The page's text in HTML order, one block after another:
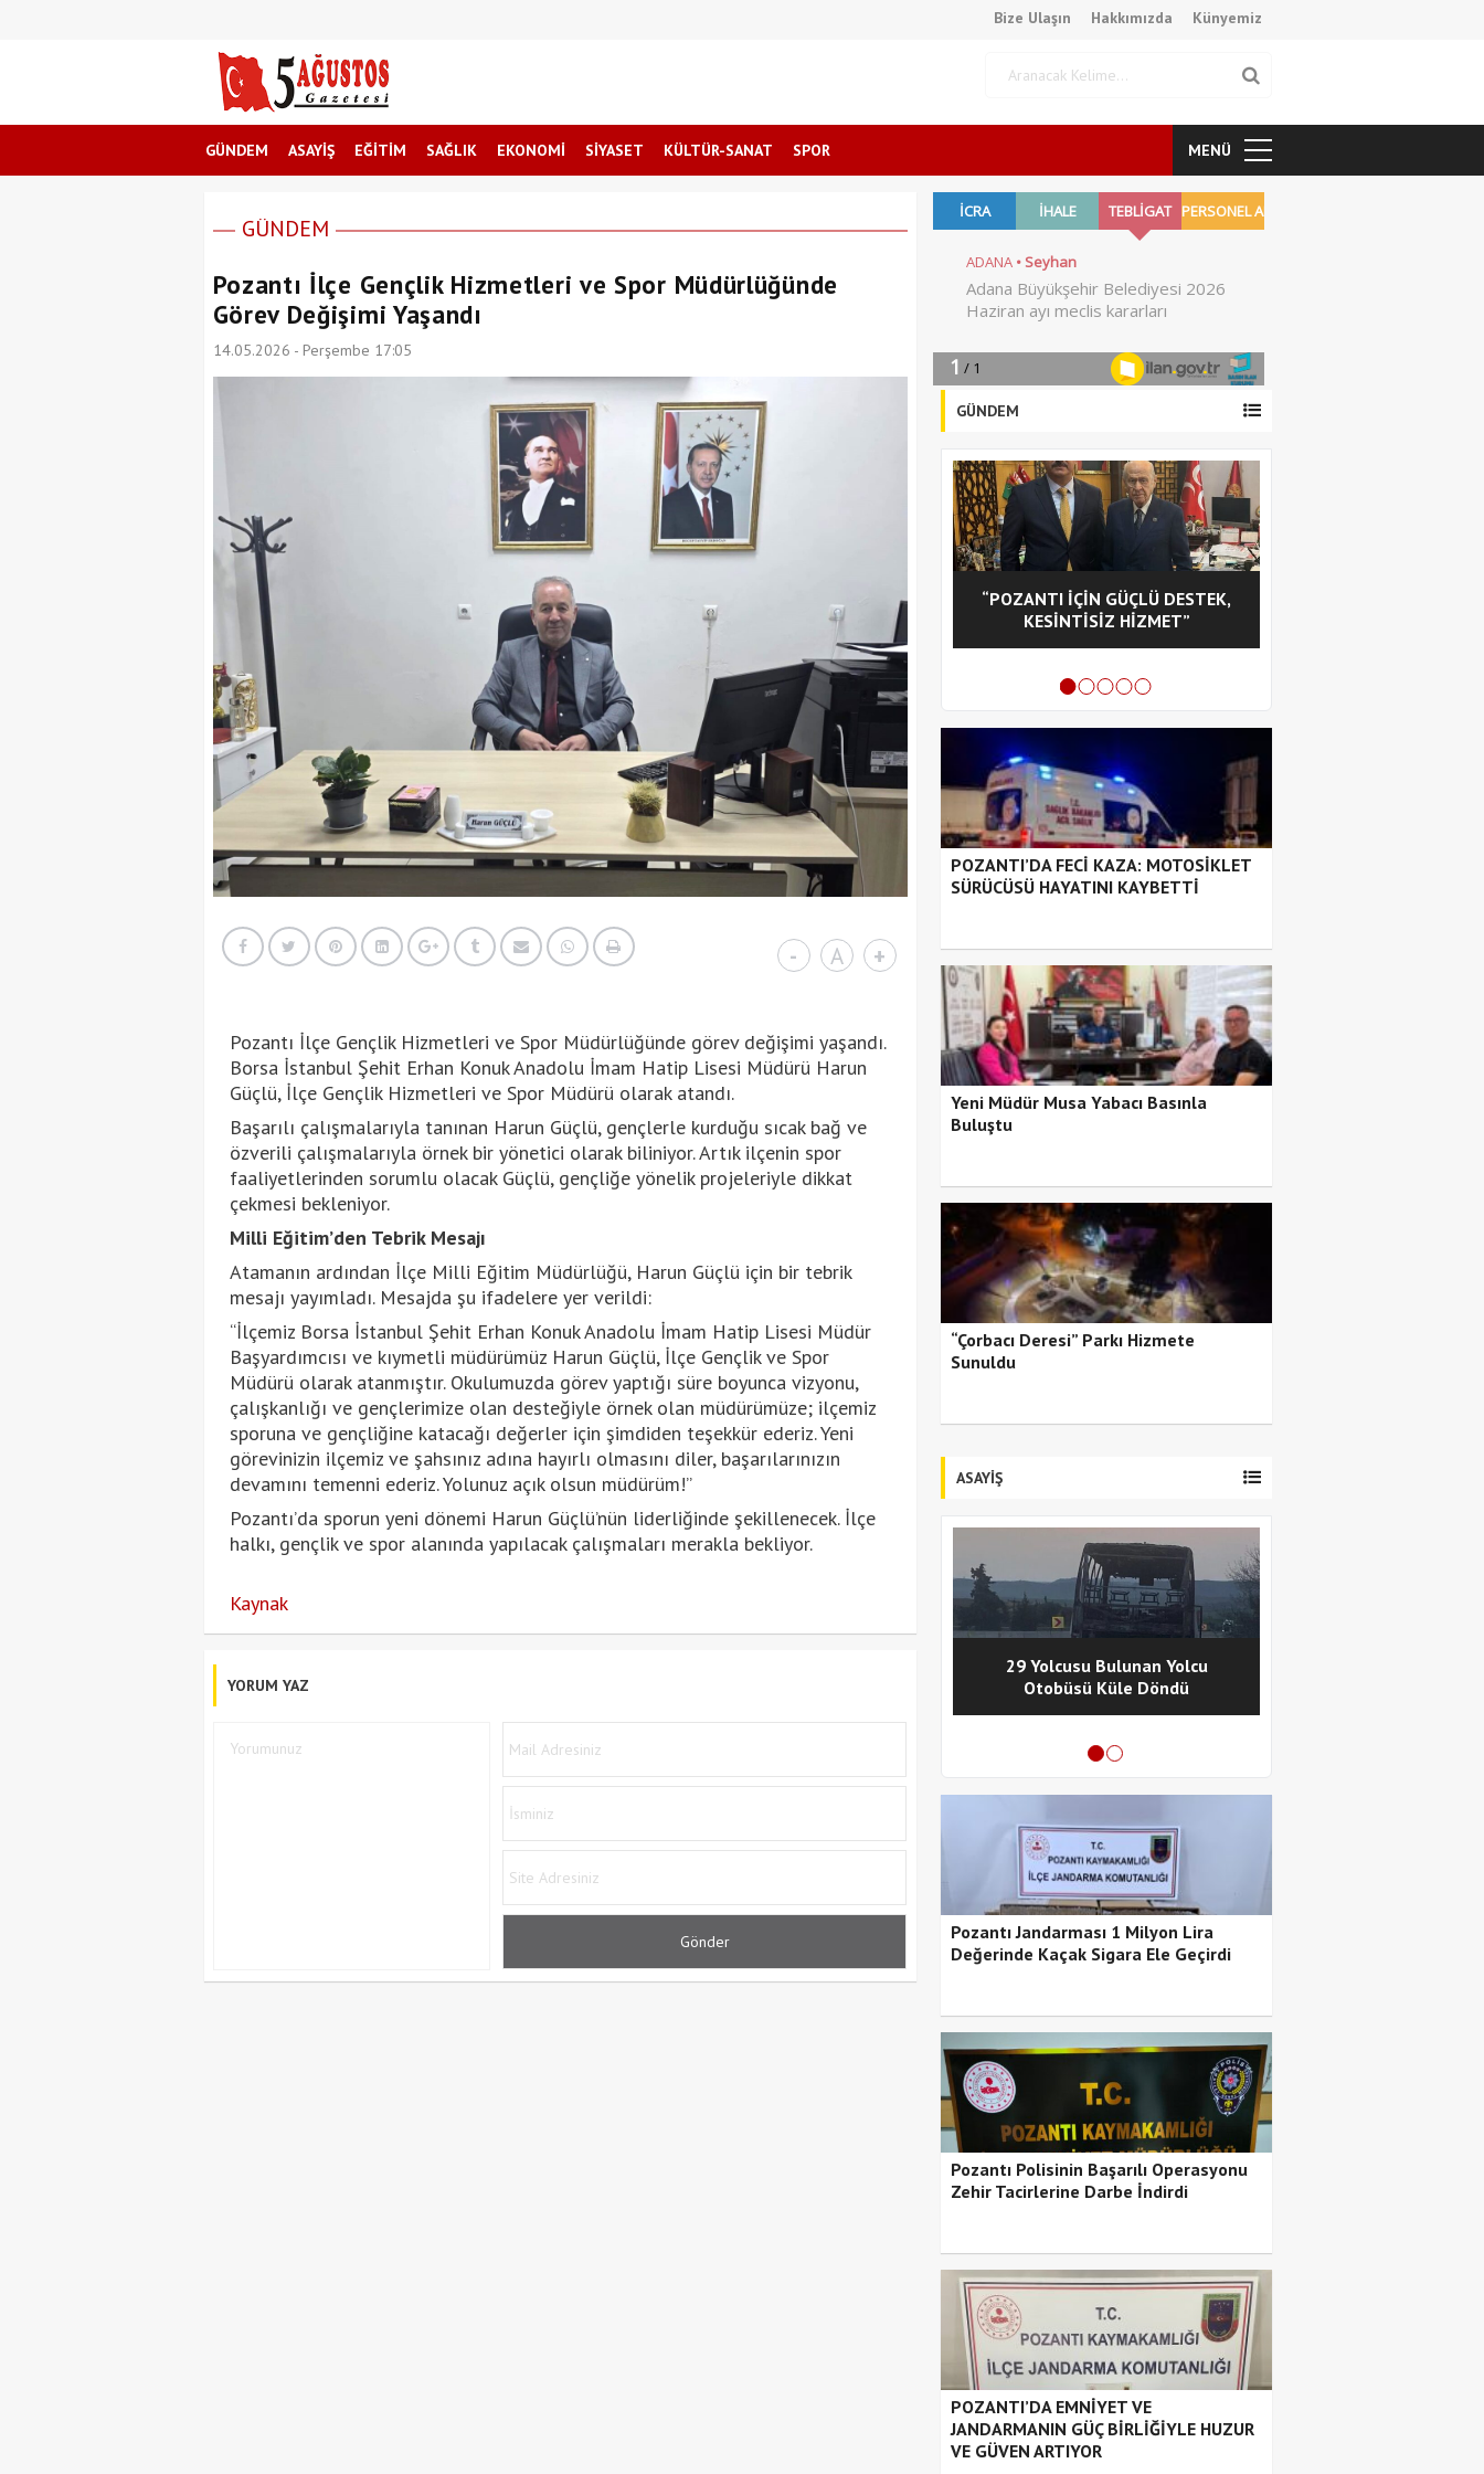
Bize Ulaşın Hakkımızda Künyemiz
GÜNDEM ASAYİŞ EĞİTİM SAĞLIK EKONOMİ SİYASET KÜLTÜR-SANAT SPOR MENÜ
GÜNDEM
Pozantı İlçe Gençlik Hizmetleri ve Spor Müdürlüğünde
Görev Değişimi Yaşandı
14.05.2026 - Perşembe 17:05
- A +
Pozantı İlçe Gençlik Hizmetleri ve Spor Müdürlüğünde görev değişimi yaşandı.
Borsa İstanbul Şehit Erhan Konuk Anadolu İmam Hatip Lisesi Müdürü Harun
Güçlü, İlçe Gençlik Hizmetleri ve Spor Müdürü olarak atandı.
Başarılı çalışmalarıyla tanınan Harun Güçlü, gençlerle kurduğu sıcak bağ ve
özverili çalışmalarıyla örnek bir yönetici olarak biliniyor. Artık ilçenin spor
faaliyetlerinden sorumlu olacak Güçlü, gençliğe yönelik projeleriyle dikkat
çekmesi bekleniyor.
Milli Eğitim’den Tebrik Mesajı
Atamanın ardından İlçe Milli Eğitim Müdürlüğü, Harun Güçlü için bir tebrik
mesajı yayımladı. Mesajda şu ifadelere yer verildi:
“İlçemiz Borsa İstanbul Şehit Erhan Konuk Anadolu İmam Hatip Lisesi Müdür
Başyardımcısı ve kıymetli müdürümüz Harun Güçlü, İlçe Gençlik ve Spor
Müdürü olarak atanmıştır. Okulumuzda görev yaptığı süre boyunca vizyonu,
çalışkanlığı ve gençlerimize olan desteğiyle örnek olan müdürümüze; ilçemiz
sporuna ve gençliğine katacağı değerler için şimdiden teşekkür ederiz. Yeni
görevinizin ilçemiz ve şahsınız adına hayırlı olmasını diler, başarılarınızın
devamını temenni ederiz. Yolunuz açık olsun müdürüm!”
Pozantı’da sporun yeni dönemi Harun Güçlü’nün liderliğinde şekillenecek. İlçe
halkı, gençlik ve spor alanında yapılacak çalışmaları merakla bekliyor.
Kaynak
YORUM YAZ
GÜNDEM
“POZANTI İÇİN GÜÇLÜ DESTEK,
KESİNTİSİZ HİZMET”
1 4 5
POZANTI’DA FECİ KAZA: MOTOSİKLET
SÜRÜCÜSÜ HAYATINI KAYBETTİ
Yeni Müdür Musa Yabacı Basınla
Buluştu
“Çorbacı Deresi” Parkı Hizmete
Sunuldu
ASAYİŞ
29 Yolcusu Bulunan Yolcu
Otobüsü Küle Döndü
1 2
Pozantı Jandarması 1 Milyon Lira
Değerinde Kaçak Sigara Ele Geçirdi
Pozantı Polisinin Başarılı Operasyonu
Zehir Tacirlerine Darbe İndirdi
POZANTI’DA EMNİYET VE
JANDARMANIN GÜÇ BİRLİĞİYLE HUZUR
VE GÜVEN ARTIYOR